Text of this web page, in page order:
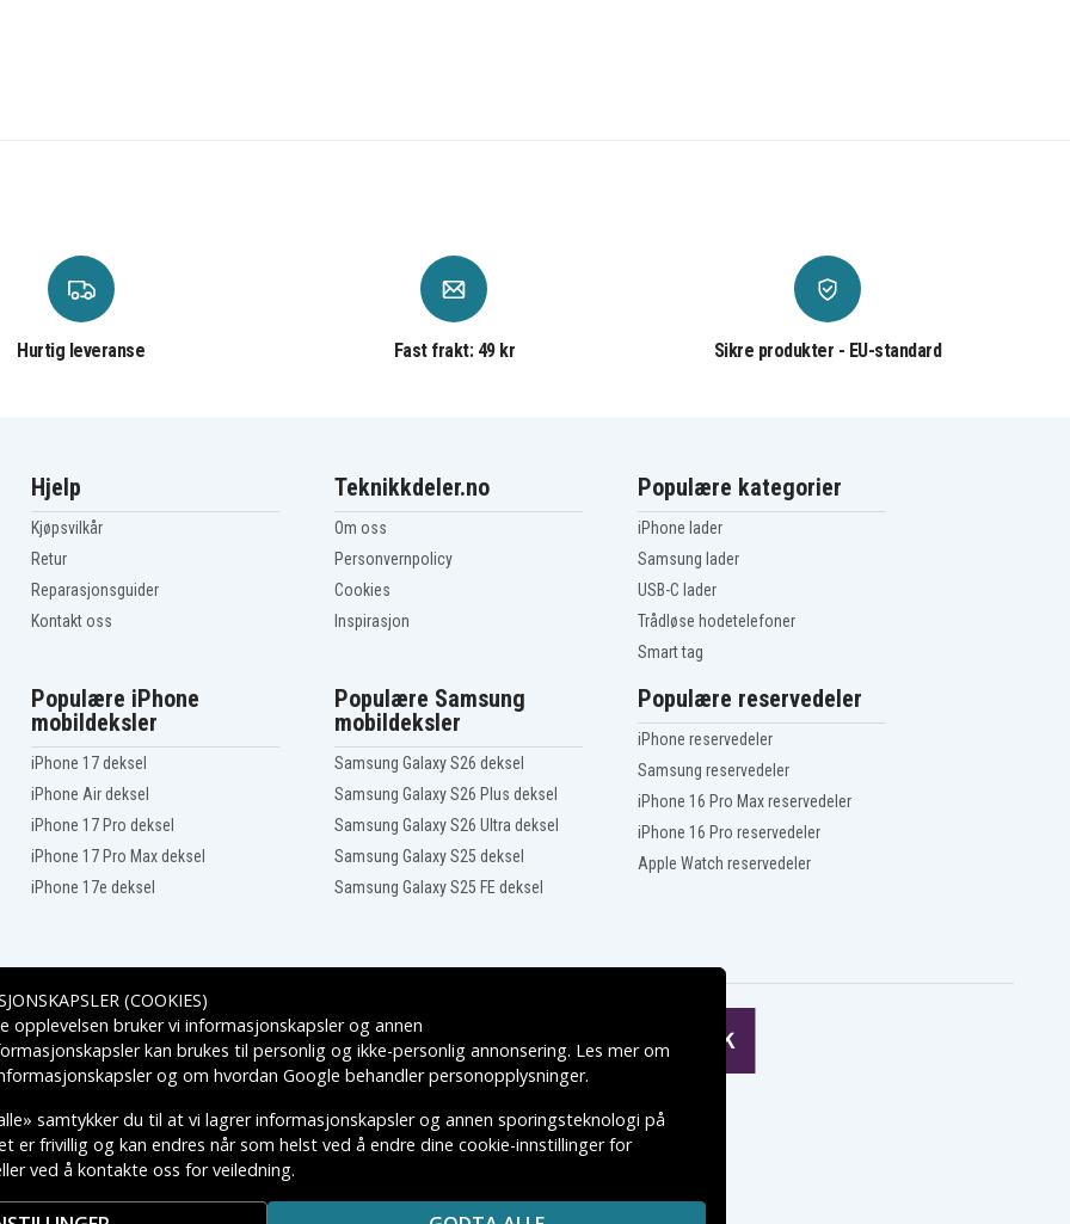
Hurtig leveranse Fast frakt: 49 kr Sikre produkter - EU-standard
Hjelp
Kjøpsvilkår
Retur
Reparasjonsguider
Kontakt oss
Teknikkdeler.no
Om oss
Personvernpolicy
Cookies
Inspirasjon
Populære kategorier
iPhone lader
Samsung lader
USB-C lader
Trådløse hodetelefoner
Smart tag
Populære iPhone
mobildeksler
iPhone 17 deksel
iPhone Air deksel
iPhone 17 Pro deksel
iPhone 17 Pro Max deksel
iPhone 17e deksel
Populære Samsung
mobildeksler
Samsung Galaxy S26 deksel
Samsung Galaxy S26 Plus deksel
Samsung Galaxy S26 Ultra deksel
Samsung Galaxy S25 deksel
Samsung Galaxy S25 FE deksel
Populære reservedeler
iPhone reservedeler
Samsung reservedeler
iPhone 16 Pro Max reservedeler
iPhone 16 Pro reservedeler
Apple Watch reservedeler
Leveringsalternativer
VAREMERKES EIERE.
(COOKIES)
opplevelsen bruker vi informasjonskapsler og annen
kan brukes til personlig og ikke-personlig annonsering. Les mer om
og om hvordan Google behandler personopplysninger.
samtykker du til at vi lagrer informasjonskapsler og annen sporingsteknologi på
er frivillig og kan endres når som helst ved å endre dine cookie-innstillinger for
ved å kontakte oss for veiledning.